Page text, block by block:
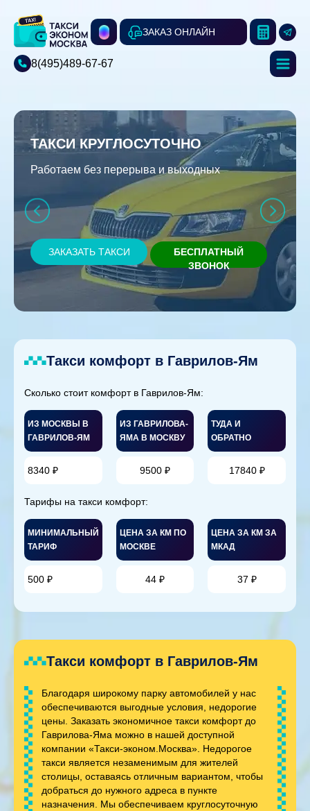
ЗАКАЗ ОНЛАЙН
8(495)489-67-67
ТАКСИ КРУГЛОСУТОЧНО
Работаем без перерыва и выходных
ЗАКАЗАТЬ ТАКСИ
БЕСПЛАТНЫЙ
ЗВОНОК
Такси комфорт в Гаврилов-Ям
Сколько стоит комфорт в Гаврилов-Ям:
ИЗ МОСКВЫ В
ГАВРИЛОВ-ЯМ
ИЗ ГАВРИЛОВА-
ЯМА В МОСКВУ
ТУДА И
ОБРАТНО
8340 ₽ 9500 ₽ 17840 ₽
Тарифы на такси комфорт:
МИНИМАЛЬНЫЙ
ТАРИФ
ЦЕНА ЗА КМ ПО
МОСКВЕ
ЦЕНА ЗА КМ ЗА
МКАД
500 ₽ 44 ₽ 37 ₽
Такси комфорт в Гаврилов-Ям
Благодаря широкому парку автомобилей у нас
обеспечиваются выгодные условия, недорогие
цены. Заказать экономичное такси комфорт до
Гаврилова-Яма можно в нашей доступной
компании «Такси-эконом.Москва». Недорогое
такси является незаменимым для жителей
столицы, оставаясь отличным вариантом, чтобы
добраться до нужного адреса в пункте
назначения. Мы обеспечиваем круглосуточную